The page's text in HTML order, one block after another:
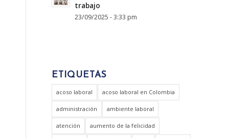
trabajo
23/09/2025 - 3:33 pm
ETIQUETAS
acoso laboral acoso laboral en Colombia
administración ambiente laboral
atención aumento de la felicidad